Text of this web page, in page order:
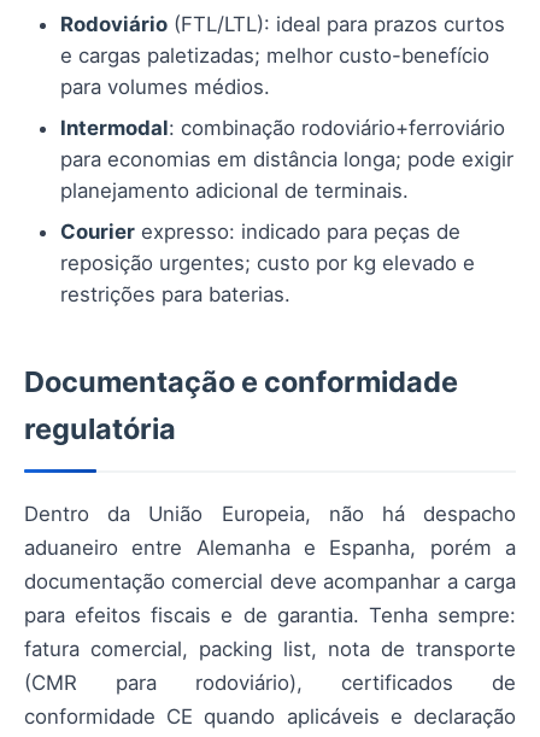
Rodoviário (FTL/LTL): ideal para prazos curtos
e cargas paletizadas; melhor custo-benefício
para volumes médios.
Intermodal: combinação rodoviário+ferroviário
para economias em distância longa; pode exigir
planejamento adicional de terminais.
Courier expresso: indicado para peças de
reposição urgentes; custo por kg elevado e
restrições para baterias.
Documentação e conformidade
regulatória
Dentro da União Europeia, não há despacho
aduaneiro entre Alemanha e Espanha, porém a
documentação comercial deve acompanhar a carga
para efeitos fiscais e de garantia. Tenha sempre:
fatura comercial, packing list, nota de transporte
(CMR para rodoviário), certificados de
conformidade CE quando aplicáveis e declaração